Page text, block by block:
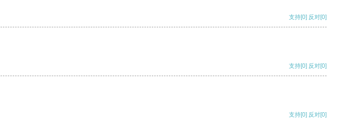
支持[0] 反对[0]
支持[0] 反对[0]
支持[0] 反对[0]